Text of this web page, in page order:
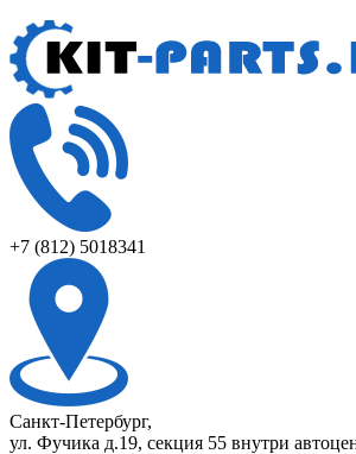
+7 (812) 5018341
Санкт-Петербург,
ул. Фучика д.19, секция 55 внутри